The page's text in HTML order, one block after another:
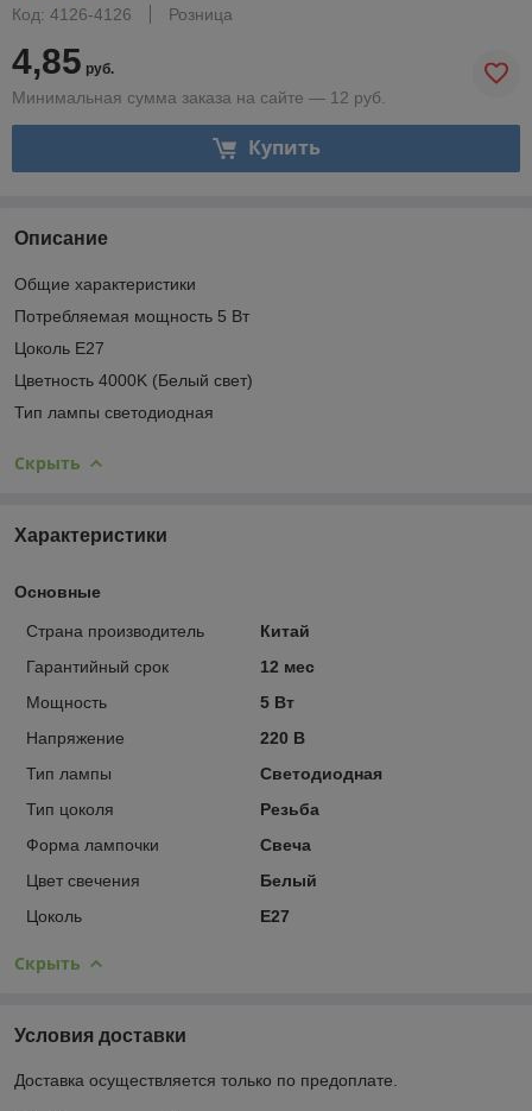
Код: 4126-4126
Розница
4,85 руб.
Минимальная сумма заказа на сайте — 12 руб.
Купить
Описание
Общие характеристики
Потребляемая мощность 5 Вт
Цоколь E27
Цветность 4000K (Белый свет)
Тип лампы светодиодная
Скрыть
Характеристики
Основные
Страна производитель
Китай
Гарантийный срок
12 мес
Мощность
5 Вт
Напряжение
220 В
Тип лампы
Светодиодная
Тип цоколя
Резьба
Форма лампочки
Свеча
Цвет свечения
Белый
Цоколь
E27
Скрыть
Условия доставки
Доставка осуществляется только по предоплате.